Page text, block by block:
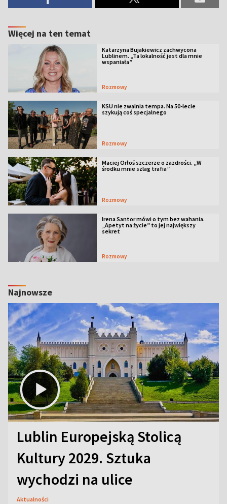
Więcej na ten temat
Katarzyna Bujakiewicz zachwycona
Lublinem. „Ta lokalność jest dla mnie
wspaniała”
Rozmowy
KSU nie zwalnia tempa. Na 50-lecie
szykują coś specjalnego
Rozmowy
Maciej Orłoś szczerze o zazdrości. „W
środku mnie szlag trafia”
Rozmowy
Irena Santor mówi o tym bez wahania.
„Apetyt na życie” to jej największy
sekret
Rozmowy
Najnowsze
Lublin Europejską Stolicą
Kultury 2029. Sztuka
wychodzi na ulice
Aktualności